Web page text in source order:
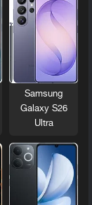
Samsung
Galaxy S26
Ultra